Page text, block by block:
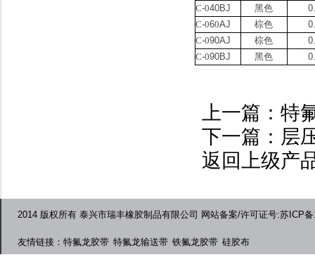
C-040BJ 黑色
C-060AJ 棕色
C-090AJ 棕色
C-090BJ 黑色
上一篇： 特
下一篇： 层
返回上级产
2014 版权所有 泰兴市瑞丰橡胶制品有限公司 网站备案/许可证号:苏ICP
友情链接： 特氟龙胶带 特氟龙输送带 铁氟龙胶带 硅胶布